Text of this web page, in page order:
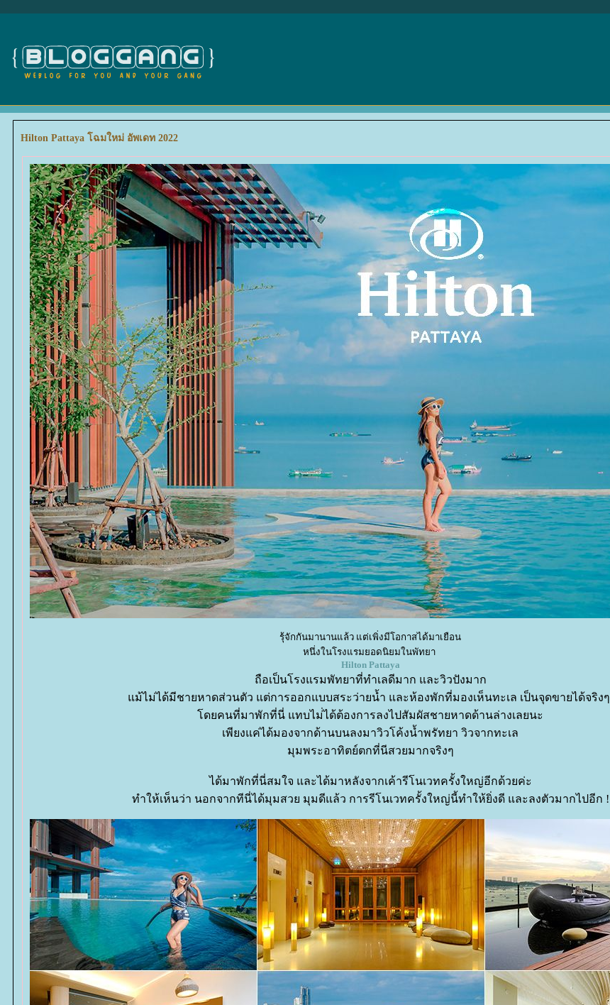
Hilton Pattaya โฉมใหม่ อัพเดท 2022
รุ้จักกันมานานแล้ว แต่เพิ่งมีโอกาสได้มาเยือน
หนึ่งในโรงแรมยอดนิยมในพัทยา
Hilton Pattaya
ถือเป็นโรงแรมพัทยาที่ทำเลดีมาก และวิวปังมาก
ม้ไม่ได้มีชายหาดส่วนตัว แต่การออกแบบสระว่ายน้ำ และห้องพักที่มองเห็นทะเล เป็นจุดขายได้จริงๆ
ดยคนที่มาพักที่นี่ แทบไม่่ได้ต้องการลงไปสัมผัสชายหาดด้านล่างเลยนะ
เพียงแค่ได้มองจากด้านบนลงมาวิวโค้งน้ำพรัทยา วิวจากทะเล
มุมพระอาทิตย์ตกที่นีสวยมากจริงๆ
ได้มาพักที่นี่สมใจ และได้มาหลังจากเค้ารีโนเวทครั้งใหญ่อีกด้วยค่ะ
ทำให้เห็นว่า นอกจากทีนี่ได้มุมสวย มุมดีแล้ว การรีโนเวทครั้งใหญ่นี้ทำให้ยิ่งดี และลงตัวมากไปอีก !